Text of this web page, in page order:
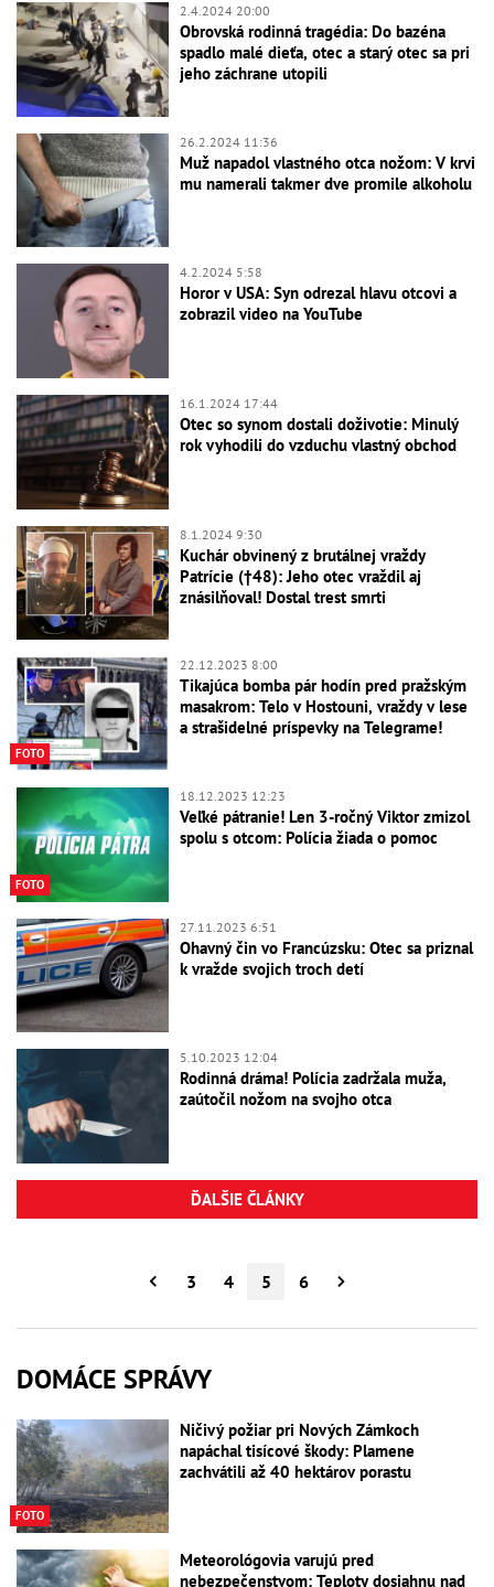
2.4.2024 20:00
Obrovská rodinná tragédia: Do bazéna
spadlo malé dieťa, otec a starý otec sa pri
jeho záchrane utopili
26.2.2024 11:36
Muž napadol vlastného otca nožom: V krvi
mu namerali takmer dve promile alkoholu
4.2.2024 5:58
Horor v USA: Syn odrezal hlavu otcovi a
zobrazil video na YouTube
16.1.2024 17:44
Otec so synom dostali doživotie: Minulý
rok vyhodili do vzduchu vlastný obchod
8.1.2024 9:30
Kuchár obvinený z brutálnej vraždy
Patrície (†48): Jeho otec vraždil aj
znásilňoval! Dostal trest smrti
FOTO
22.12.2023 8:00
Tikajúca bomba pár hodín pred pražským
masakrom: Telo v Hostouni, vraždy v lese
a strašidelné príspevky na Telegrame!
FOTO
18.12.2023 12:23
Veľké pátranie! Len 3-ročný Viktor zmizol
spolu s otcom: Polícia žiada o pomoc
27.11.2023 6:51
Ohavný čin vo Francúzsku: Otec sa priznal
k vražde svojich troch detí
5.10.2023 12:04
Rodinná dráma! Polícia zadržala muža,
zaútočil nožom na svojho otca
ĎALŠIE ČLÁNKY
3 4 5 6
DOMÁCE SPRÁVY
FOTO
Ničivý požiar pri Nových Zámkoch
napáchal tisícové škody: Plamene
zachvátili až 40 hektárov porastu
Meteorológovia varujú pred
nebezpečenstvom: Teploty dosiahnu nad